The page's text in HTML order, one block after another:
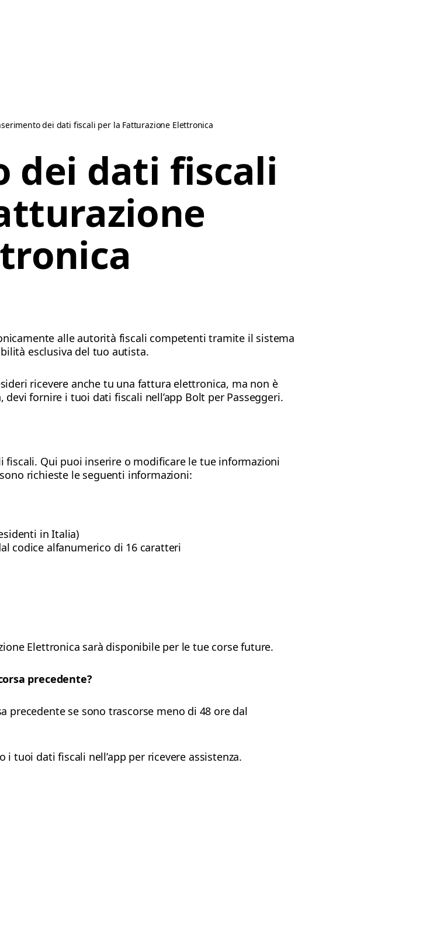
dei dati fiscali per la Fatturazione Elettronica
dei dati fiscali
alle autorità fiscali competenti tramite il sistema
esclusiva del tuo autista.
ricevere anche tu una fattura elettronica, ma non è
fornire i tuoi dati fiscali nell’app Bolt per Passeggeri.
fiscali. Qui puoi inserire o modificare le tue informazioni
richieste le seguenti informazioni:
in Italia)
codice alfanumerico di 16 caratteri
Elettronica sarà disponibile per le tue corse future.
precedente?
precedente se sono trascorse meno di 48 ore dal
tuoi dati fiscali nell’app per ricevere assistenza.